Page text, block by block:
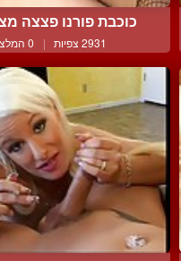
כוכבת פורנו פצצה
2931 צפיות | 0 המלצות